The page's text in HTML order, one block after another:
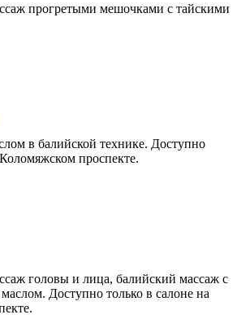
прогретыми мешочками с тайскими
в балийской технике. Доступно
проспекте.
головы и лица, балийский массаж с
Доступно только в салоне на